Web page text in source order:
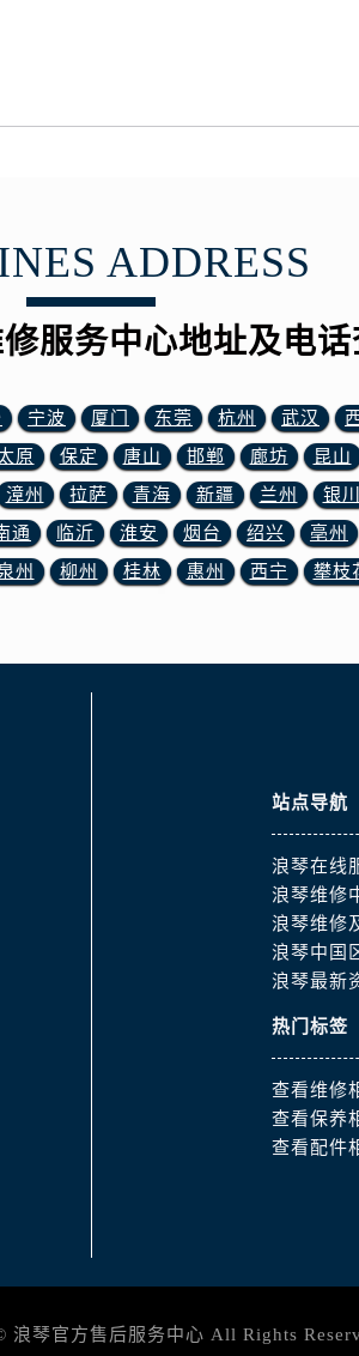
琴售后服务中心（需提前预约）
室浪琴售后服务中心（需提前预约）
需提前预约）
前预约）
心（需提前预约）
需提前预约）
提前预约）
（需提前预约）
口浪琴售后服务中心（需提前预约）
心（需提前预约）
）
）
中心（需提前预约）
心（需提前预约）
权店3楼浪琴售后服务中心（需提前预约
琴售后服务中心（需提前预约）
）
）
预约）
ADDRESS
服务中心地址及电话
宁波 厦门 东莞 杭州 武汉
原 保定 唐山 邯郸 廊坊 昆山
漳州 拉萨 青海 新疆 兰州 银川
通 临沂 淮安 烟台 绍兴 亳州
州 柳州 桂林 惠州 西宁 攀枝
站点导航
浪琴在线
浪琴维修
浪琴维修
浪琴中国
浪琴最新
热门标签
查看维修
查看保养
查看配件
浪琴官方售后服务中心 All Rights